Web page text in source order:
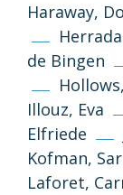
Haraway,
de Bingen
Illouz, Eva
Elfriede
Kofman,
Laforet,